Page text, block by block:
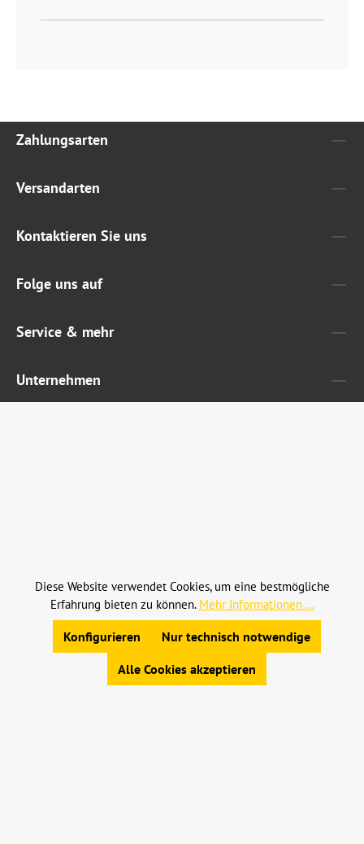
Zahlungsarten
Versandarten
Kontaktieren Sie uns
Folge uns auf
Service & mehr
Unternehmen
© 2023 Leinweber Landtechnik GmbH & Co. KG
Allgemeine Geschäftsbedingungen|
Diese Website verwendet Cookies, um eine bestmögliche
Erfahrung bieten zu können. Mehr Informationen ...
Nur technisch notwendige
Konfigurieren
Alle Cookies akzeptieren